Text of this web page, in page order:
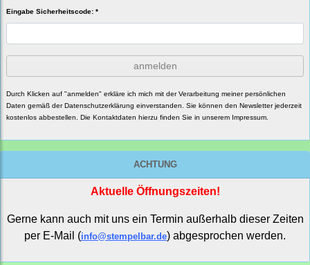
Eingabe Sicherheitscode: *
anmelden
Durch Klicken auf "anmelden" erkläre ich mich mit der Verarbeitung meiner persönlichen
Daten gemäß derDatenschutzerklärung einverstanden. Sie können den Newsletter jederzeit
kostenlos abbestellen. Die Kontaktdaten hierzu finden Sie in unserem Impressum.
ACHTUNG
Aktuelle Öffnungszeiten!
Gerne kann auch mit uns ein Termin außerhalb dieser Zeiten
per E-Mail (info@stempelbar.de) abgesprochen werden.